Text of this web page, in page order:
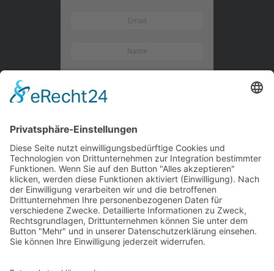
Kontaktieren Sie uns
WalBee
Bizzmade GmbH
Gießereistraße 29
83022 Rosenheim
Tel.:+49 8031 282 09 50
Web:
www.walbee.de